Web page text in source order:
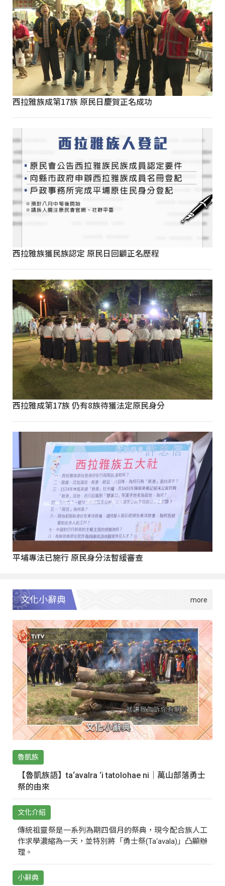
西拉雅族成第17族 原民日慶賀正名成功
西拉雅族獲民族認定 原民日回顧正名歷程
西拉雅成第17族 仍有8族待獲法定原民身分
平埔專法已施行 原民身分法暫緩審查
文化小辭典
魯凱族
【魯凱族語】ta‘avalra ‘i tatolohae ni｜萬山部落勇士
祭的由來
文化介紹
傳統祖靈祭是一系列為期四個月的祭典，現今配合族人工
作求學濃縮為一天，並特別將「勇士祭(Ta‘avala)」凸顯辦
理。
小辭典